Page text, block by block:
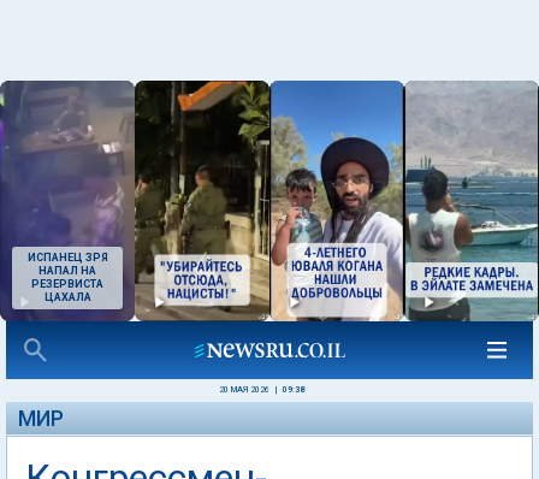
ИСПАНЕЦ ЗРЯ
НАПАЛ НА
РЕЗЕРВИСТА
ЦАХАЛА
20 МАЯ 2026 09:38
МИР